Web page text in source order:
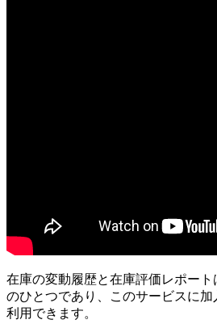
在庫の変動履歴と在庫評価レポート
のひとつであり、このサービスに
利用できます。